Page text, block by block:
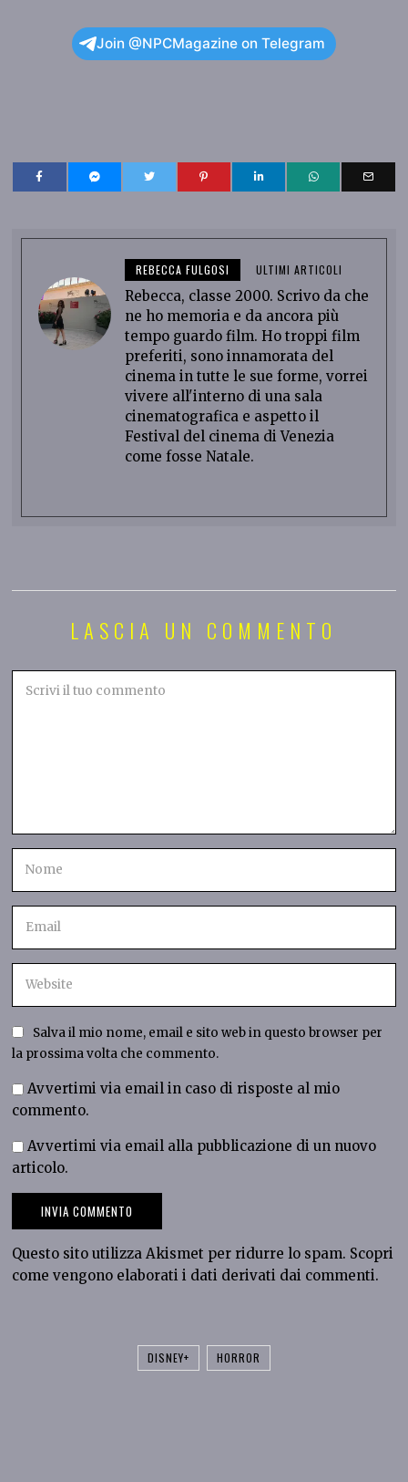
Join @NPCMagazine on Telegram
REBECCA FULGOSI ULTIMI ARTICOLI
Rebecca, classe 2000. Scrivo da che
ne ho memoria e da ancora più
tempo guardo film. Ho troppi film
preferiti, sono innamorata del
cinema in tutte le sue forme, vorrei
vivere all'interno di una sala
cinematografica e aspetto il
Festival del cinema di Venezia
come fosse Natale.
LASCIA UN COMMENTO
Salva il mio nome, email e sito web in questo browser per
la prossima volta che commento.
Avvertimi via email in caso di risposte al mio
commento.
Avvertimi via email alla pubblicazione di un nuovo
articolo.
Questo sito utilizza Akismet per ridurre lo spam. Scopri
come vengono elaborati i dati derivati dai commenti.
DISNEY+ HORROR